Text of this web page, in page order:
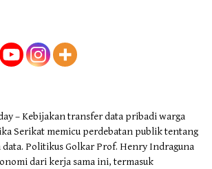
– Kebijakan transfer data pribadi warga
Serikat memicu perdebatan publik tentang
Politikus Golkar Prof. Henry Indraguna
dari kerja sama ini, termasuk